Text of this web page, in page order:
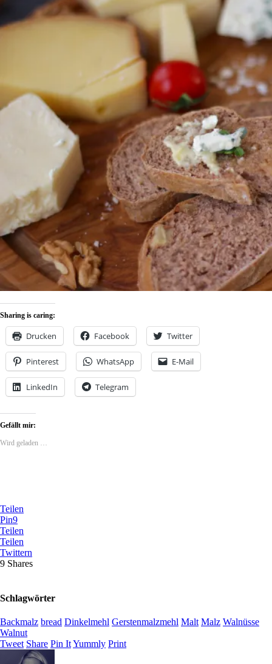
Sharing is caring:
Drucken Facebook Twitter
Pinterest WhatsApp E-Mail
LinkedIn Telegram
Gefällt mir:
Wird geladen …
Teilen
Pin9
Teilen
Teilen
Twittern
9 Shares
Schlagwörter
Backmalz bread Dinkelmehl Gerstenmalzmehl Malt Malz Walnüsse
Walnut
Tweet Share Pin ItYummly Print